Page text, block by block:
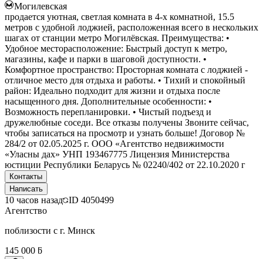
Могилевская
продается уютная, светлая комната в 4-х комнатной, 15.5
метров с удобной лоджией, расположенная всего в нескольких
шагах от станции метро Могилёвская. Преимущества: •
Удобное месторасположение: Быстрый доступ к метро,
магазины, кафе и парки в шаговой доступности. •
Комфортное пространство: Просторная комната с лоджией -
отличное место для отдыха и работы. • Тихий и спокойный
район: Идеально подходит для жизни и отдыха после
насыщенного дня. Дополнительные особенности: •
Возможность перепланировки. • Чистый подъезд и
дружелюбные соседи. Все отказы получены Звоните сейчас,
чтобы записаться на просмотр и узнать больше! Договор №
284/2 от 02.05.2025 г. ООО «Агентство недвижимости
«Уласны дах» УНП 193467775 Лицензия Министерства
юстиции Республики Беларусь № 02240/402 от 22.10.2020 г
Контакты
Написать
10 часов назад ID 4050499
Агентство
поблизости с г. Минск
145 000 ƃ